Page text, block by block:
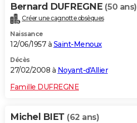
Bernard DUFREGNE (50 ans)
Créer une cagnotte obsèques
Naissance
12/06/1957 à Saint-Menoux
Décès
27/02/2008 à Noyant-d'Allier
Famille DUFREGNE
Michel BIET (62 ans)